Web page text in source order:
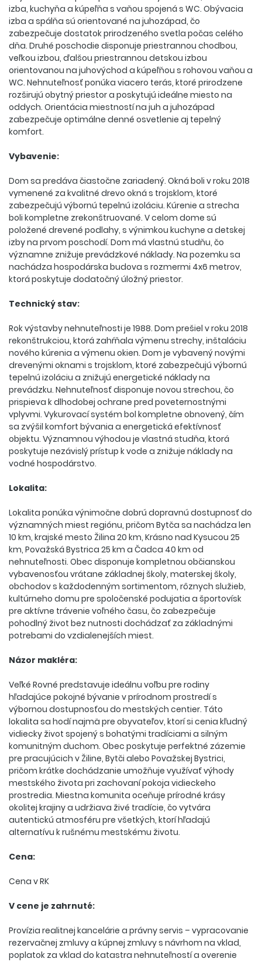
izba, kuchyňa a kúpeľňa s vaňou spojená s WC. Obývacia
izba a spálňa sú orientované na juhozápad, čo
zabezpečuje dostatok prirodzeného svetla počas celého
dňa. Druhé poschodie disponuje priestrannou chodbou,
veľkou izbou, ďalšou priestrannou detskou izbou
orientovanou na juhovýchod a kúpeľňou s rohovou vaňou a
WC. Nehnuteľnosť ponúka viacero terás, ktoré prirodzene
rozširujú obytný priestor a poskytujú ideálne miesto na
oddych. Orientácia miestností na juh a juhozápad
zabezpečuje optimálne denné osvetlenie aj tepelný
komfort.
Vybavenie:
Dom sa predáva čiastočne zariadený. Okná boli v roku 2018
vymenené za kvalitné drevo okná s trojsklom, ktoré
zabezpečujú výbornú tepelnú izoláciu. Kúrenie a strecha
boli kompletne zrekonštruované. V celom dome sú
položené drevené podlahy, s výnimkou kuchyne a detskej
izby na prvom poschodí. Dom má vlastnú studňu, čo
významne znižuje prevádzkové náklady. Na pozemku sa
nachádza hospodárska budova s rozmermi 4x6 metrov,
ktorá poskytuje dodatočný úložný priestor.
Technický stav:
Rok výstavby nehnuteľnosti je 1988. Dom prešiel v roku 2018
rekonštrukciou, ktorá zahŕňala výmenu strechy, inštaláciu
nového kúrenia a výmenu okien. Dom je vybavený novými
drevenými oknami s trojsklom, ktoré zabezpečujú výbornú
tepelnú izoláciu a znižujú energetické náklady na
prevádzku. Nehnuteľnosť disponuje novou strechou, čo
prispieva k dlhodobej ochrane pred poveternostnými
vplyvmi. Vykurovací systém bol kompletne obnovený, čím
sa zvýšil komfort bývania a energetická efektívnosť
objektu. Významnou výhodou je vlastná studňa, ktorá
poskytuje nezávislý prístup k vode a znižuje náklady na
vodné hospodárstvo.
Lokalita:
Lokalita ponúka výnimočne dobrú dopravnú dostupnosť do
významných miest regiónu, pričom Bytča sa nachádza len
10 km, krajské mesto Žilina 20 km, Krásno nad Kysucou 25
km, Považská Bystrica 25 km a Čadca 40 km od
nehnuteľnosti. Obec disponuje kompletnou občianskou
vybavenosťou vrátane základnej školy, materskej školy,
obchodov s každodenným sortimentom, rôznych služieb,
kultúrneho domu pre spoločenské podujatia a športovísk
pre aktívne trávenie voľného času, čo zabezpečuje
pohodlný život bez nutnosti dochádzať za základnými
potrebami do vzdialenejších miest.
Názor makléra:
Veľké Rovné predstavuje ideálnu voľbu pre rodiny
hľadajúce pokojné bývanie v prírodnom prostredí s
výbornou dostupnosťou do mestských centier. Táto
lokalita sa hodí najmä pre obyvateľov, ktorí si cenia kľudný
vidiecky život spojený s bohatými tradíciami a silným
komunitným duchom. Obec poskytuje perfektné zázemie
pre pracujúcich v Žiline, Bytči alebo Považskej Bystrici,
pričom krátke dochádzanie umožňuje využívať výhody
mestského života pri zachovaní pokoja vidieckeho
prostredia. Miestna komunita oceňuje prírodné krásy
okolitej krajiny a udržiava živé tradície, čo vytvára
autentickú atmosféru pre všetkých, ktorí hľadajú
alternatívu k rušnému mestskému životu.
Cena:
Cena v RK
V cene je zahrnuté:
Provízia realitnej kancelárie a právny servis – vypracovanie
rezervačnej zmluvy a kúpnej zmluvy s návrhom na vklad,
poplatok za vklad do katastra nehnuteľností a overenie